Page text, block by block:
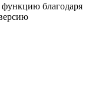
благодаря